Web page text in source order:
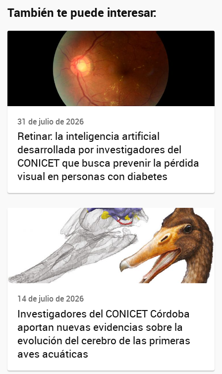
También te puede interesar:
31 de julio de 2026
Retinar: la inteligencia artificial
desarrollada por investigadores del
CONICET que busca prevenir la pérdida
visual en personas con diabetes
14 de julio de 2026
Investigadores del CONICET Córdoba
aportan nuevas evidencias sobre la
evolución del cerebro de las primeras
aves acuáticas